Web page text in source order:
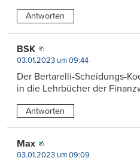
Antworten
BSK
03.01.2023 um 09:44
Der Bertarelli-Scheidungs-
in die Lehrbücher der
Antworten
Max
03.01.2023 um 09:09